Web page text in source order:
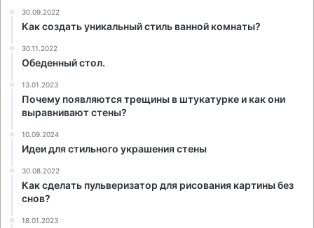
30.09.2022
Как создать уникальный стиль ванной комнаты?
30.11.2022
Обеденный стол.
13.01.2023
Почему появляются трещины в штукатурке и как они
выравнивают стены?
10.09.2024
Идеи для стильного украшения стены
30.08.2022
Как сделать пульверизатор для рисования картины без
снов?
18.01.2023